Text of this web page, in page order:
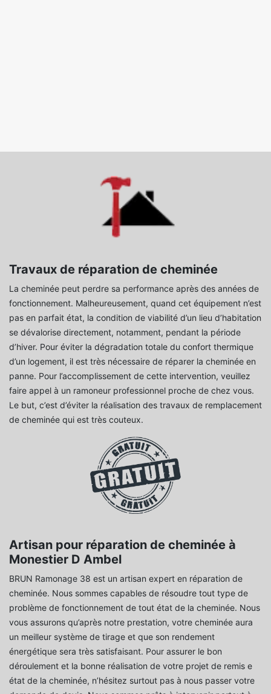
Travaux de réparation de cheminée
La cheminée peut perdre sa performance après des années de
fonctionnement. Malheureusement, quand cet équipement n’est
pas en parfait état, la condition de viabilité d’un lieu d’habitation
se dévalorise directement, notamment, pendant la période
d’hiver. Pour éviter la dégradation totale du confort thermique
d’un logement, il est très nécessaire de réparer la cheminée en
panne. Pour l’accomplissement de cette intervention, veuillez
faire appel à un ramoneur professionnel proche de chez vous.
Le but, c’est d’éviter la réalisation des travaux de remplacement
de cheminée qui est très couteux.
Artisan pour réparation de cheminée à
Monestier D Ambel
BRUN Ramonage 38 est un artisan expert en réparation de
cheminée. Nous sommes capables de résoudre tout type de
problème de fonctionnement de tout état de la cheminée. Nous
vous assurons qu’après notre prestation, votre cheminée aura
un meilleur système de tirage et que son rendement
énergétique sera très satisfaisant. Pour assurer le bon
déroulement et la bonne réalisation de votre projet de remis e
état de la cheminée, n’hésitez surtout pas à nous passer votre